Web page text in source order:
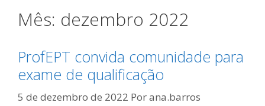
Mês: dezembro 2022
ProfEPT convida comunidade para
exame de qualificação
5 de dezembro de 2022 Porana.barros